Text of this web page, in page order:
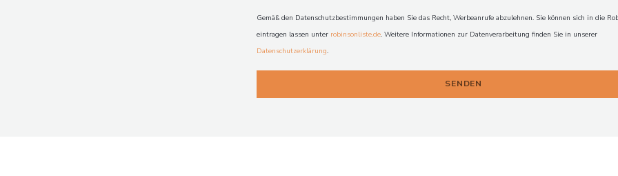
Gemäß den Datenschutzbestimmungen haben Sie das Recht, Werbeanrufe abzulehnen. Sie können sich in die
eintragen lassen unter robinsonliste.de. Weitere Informationen zur Datenverarbeitung finden Sie in unserer
Datenschutzerklärung.